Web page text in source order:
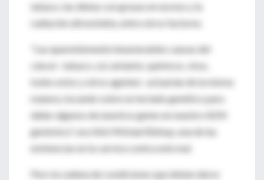
tabaco, las dietas con grasas en exceso y la
radiación ultravioleta, entre otros factores.
"Las aparentemente innumerables causas del
cáncer -tabaco, sol, amianto, químicos, virus,
todos estos y otros agentes- actuarían de la misma
manera, tocando sobre un teclado genético para
dañar algunos de nuestros genes en nuestro ADN
genómico", escribió Michael Bishop, una de las
eminencias en la carrera contra este mal.
Pero la cadena de condiciones que deben darse